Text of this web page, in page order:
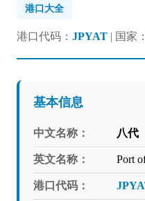
港口大全
港口代码： JPYAT | 国家：
基本信息
中文名称： 八代
英文名称： Port
港口代码：